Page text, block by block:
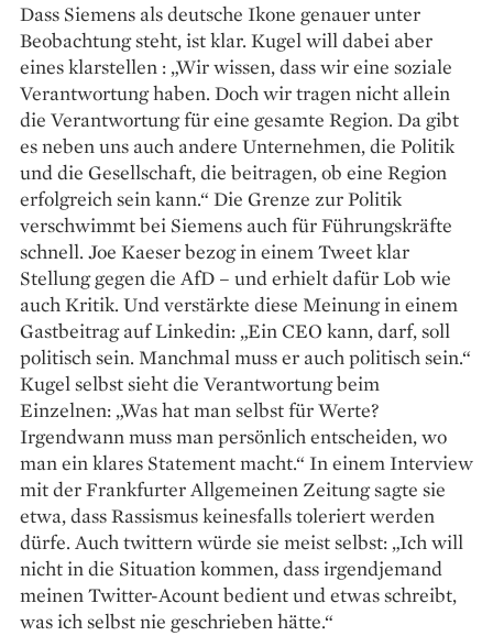
Dass Siemens als deutsche Ikone genauer unter
Beobachtung steht, ist klar. Kugel will dabei aber
eines klarstellen : „Wir wissen, dass wir eine soziale
Verantwortung haben. Doch wir tragen nicht allein
die Verantwortung für eine gesamte Region. Da gibt
es neben uns auch andere Unternehmen, die Politik
und die Gesellschaft, die beitragen, ob eine Region
erfolgreich sein kann.“ Die Grenze zur Politik
verschwimmt bei Siemens auch für Führungskräfte
schnell. Joe Kaeser bezog in einem Tweet klar
Stellung gegen die AfD – und erhielt dafür Lob wie
auch Kritik. Und verstärkte diese Meinung in einem
Gastbeitrag auf Linkedin: „Ein CEO kann, darf, soll
politisch sein. Manchmal muss er auch politisch sein.“
Kugel selbst sieht die Verantwortung beim
Einzelnen: „Was hat man selbst für Werte?
Irgendwann muss man persönlich entscheiden, wo
man ein klares Statement macht.“ In einem Interview
mit der Frankfurter Allgemeinen Zeitung sagte sie
etwa, dass Rassismus keinesfalls toleriert werden
dürfe. Auch twittern würde sie meist selbst: „Ich will
nicht in die Situation kommen, dass irgendjemand
meinen Twitter-Acount bedient und etwas schreibt,
was ich selbst nie geschrieben hätte.“